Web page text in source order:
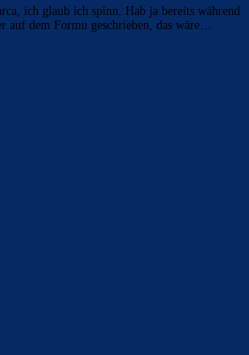
ich glaub ich spinn. Hab ja bereits während
auf dem Formu geschrieben, das wäre…